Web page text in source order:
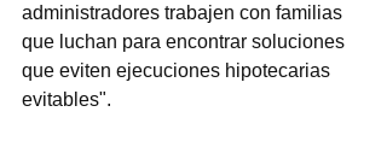
administradores trabajen con familias
que luchan para encontrar soluciones
que eviten ejecuciones hipotecarias
evitables".